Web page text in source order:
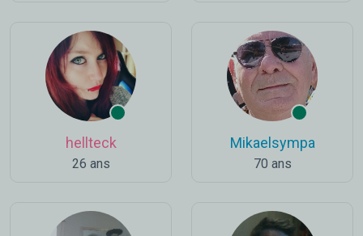
hellteck
26 ans
Mikaelsympa
70 ans